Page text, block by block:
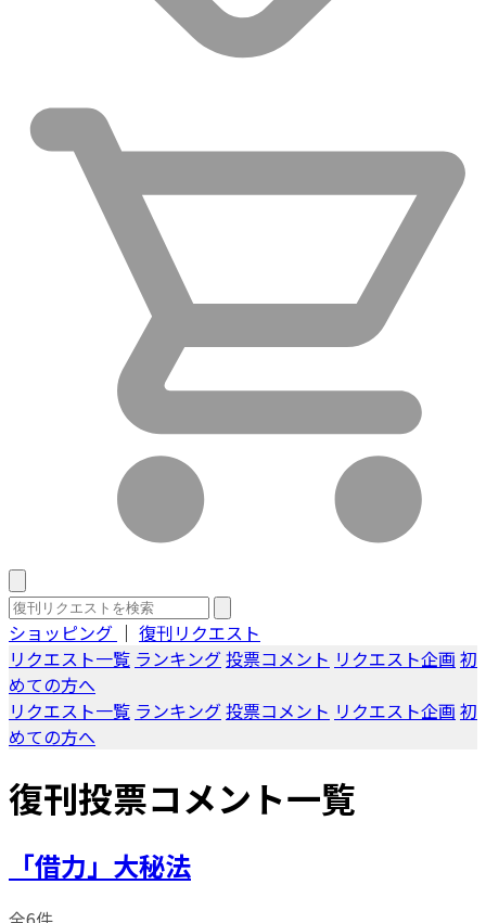
ショッピング ｜ 復刊リクエスト
リクエスト一覧 ランキング投票コメント リクエスト企画 初
めての方へ
リクエスト一覧 ランキング投票コメント リクエスト企画 初
めての方へ
復刊投票コメント一覧
「借力」大秘法